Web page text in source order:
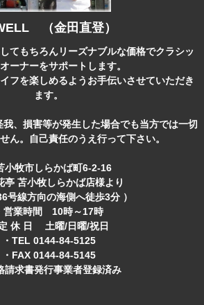
（金田直登）
てもちろんリーズナブルな価格でクラシッ
ーナーをサポートします。
フを楽しめるようお手伝いさせていただき
ます。
、損害等が発生した場合でも当方では一切
ん。自己責任のうえ行って下さい。
小牧市しらかば町6-2-16
亭 苫小牧しらかば店様より
線方向の海側へ徒歩3分 ）
営業時間 10時～17時
定 休 日 土曜/日曜/祝日
・TEL 0144-84-5125
・FAX 0144-84-5145
請求書発行事業者登録済み